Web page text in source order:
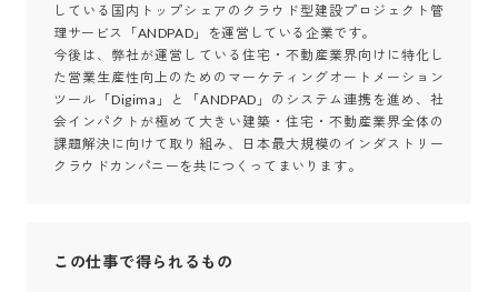
している国内トップシェアのクラウド型建設プロジェクト管
理サービス「ANDPAD」を運営している企業です。
今後は、弊社が運営している住宅・不動産業界向けに特化し
た営業生産性向上のためのマーケティングオートメーション
ツール「Digima」と「ANDPAD」のシステム連携を進め、社
会インパクトが極めて大きい建築・住宅・不動産業界全体の
課題解決に向けて取り組み、日本最大規模のインダストリー
クラウドカンパニーを共につくってまいります。
この仕事で得られるもの